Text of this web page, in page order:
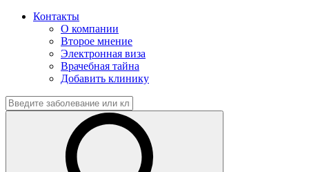
Контакты
О компании
Второе мнение
Электронная виза
Врачебная тайна
Добавить клинику